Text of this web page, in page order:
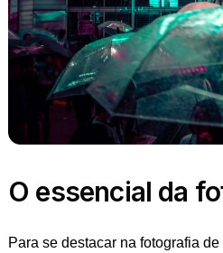
O essencial da
Para se destacar na fotografia